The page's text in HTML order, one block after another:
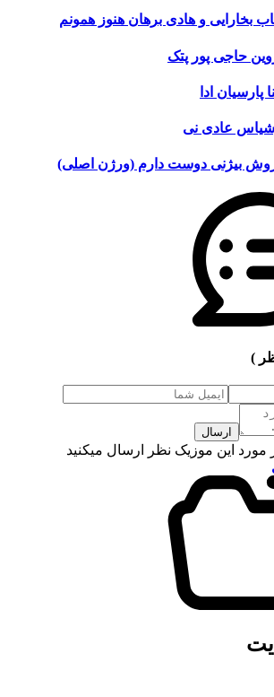
بخارایی و هادی برهان هنوز همونم
حاجی پور پتک
پارسیان ادا
عادی نی
بیژنی دوست دارم (ورژن اصلی)
ارسال
مورد این موزیک نظر ارسال میکنید